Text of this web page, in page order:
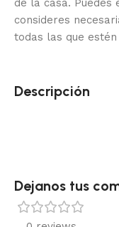
de la casa. Puedes
consideres
todas las que
Descripción
Dejanos tus